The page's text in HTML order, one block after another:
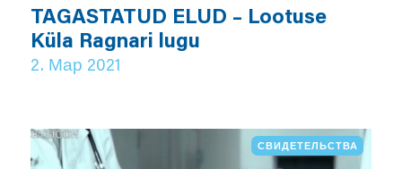
TAGASTATUD ELUD – Lootuse
Küla Ragnari lugu
2. Мар 2021
СВИДЕТЕЛЬСТВА